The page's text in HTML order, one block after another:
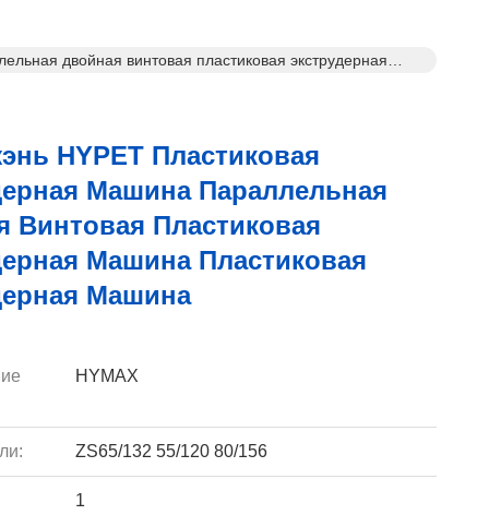
двойная винтовая пластиковая экструдерная
HYPET Пластиковая
Машина Параллельная
Винтовая Пластиковая
Машина Пластиковая
Машина
HYMAX
ZS65/132 55/120 80/156
1